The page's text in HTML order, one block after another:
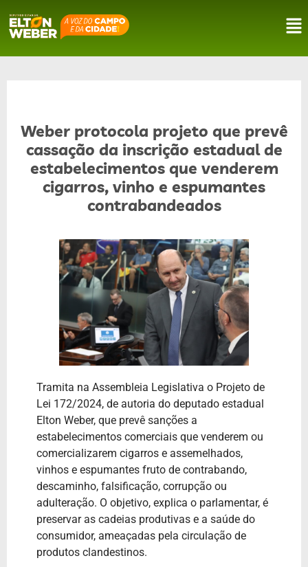
Weber protocola projeto que prevê
cassação da inscrição estadual de
estabelecimentos que venderem
cigarros, vinho e espumantes
contrabandeados
Tramita na Assembleia Legislativa o Projeto de
Lei 172/2024, de autoria do deputado estadual
Elton Weber, que prevê sanções a
estabelecimentos comerciais que venderem ou
comercializarem cigarros e assemelhados,
vinhos e espumantes fruto de contrabando,
descaminho, falsificação, corrupção ou
adulteração. O objetivo, explica o parlamentar, é
preservar as cadeias produtivas e a saúde do
consumidor, ameaçadas pela circulação de
produtos clandestinos.